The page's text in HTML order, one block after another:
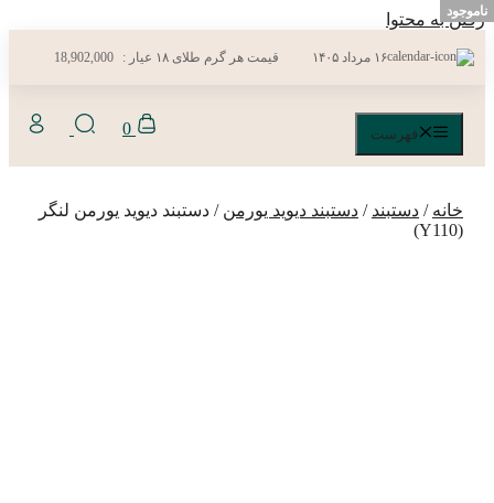
رفتن به محتوا
۱۶ مرداد ۱۴۰۵ قیمت هر گرم طلای ۱۸ عیار : 18,902,000
0 فهرست
خانه / دستبند / دستبند دیوید یورمن / دستبند دیوید یورمن لنگر
(Y110)
ناموجود